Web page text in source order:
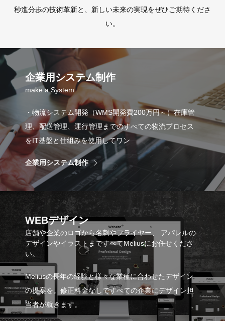
秒進分歩の技術革新と、新しい未来の実現をぜひご期待くださ
い。
企業用システム制作
make a System
・物流システム開発（WMS開発費200万円～）在庫管
理、配送管理、運行管理までのすべての物流プロセス
をIT基盤と仕組みを使用してワン
企業用システム制作
WEBデザイン
店舗や企業のロゴから名刺やフライヤー、 アパレルの
デザインやイラストまですべてMeliusにお任せくださ
い。
Meliusの長年の経験と様々な業種に合わせたデザイン
の提案を。修正料金なしですべての企業にデザイン担
当者が就きます。